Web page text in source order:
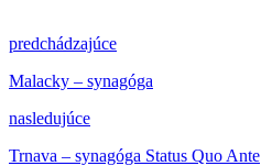
predchádzajúce
Malacky – synagóga
nasledujúce
Trnava – synagóga Status Quo Ante